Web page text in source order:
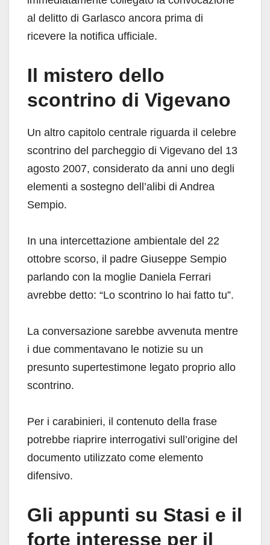
al delitto di Garlasco ancora prima di
ricevere la notifica ufficiale.
Il mistero dello
scontrino di Vigevano
Un altro capitolo centrale riguarda il celebre
scontrino del parcheggio di Vigevano del 13
agosto 2007, considerato da anni uno degli
elementi a sostegno dell’alibi di Andrea
Sempio.
In una intercettazione ambientale del 22
ottobre scorso, il padre Giuseppe Sempio
parlando con la moglie Daniela Ferrari
avrebbe detto: “Lo scontrino lo hai fatto tu”.
La conversazione sarebbe avvenuta mentre
i due commentavano le notizie su un
presunto supertestimone legato proprio allo
scontrino.
Per i carabinieri, il contenuto della frase
potrebbe riaprire interrogativi sull’origine del
documento utilizzato come elemento
difensivo.
Gli appunti su Stasi e il
forte interesse per il